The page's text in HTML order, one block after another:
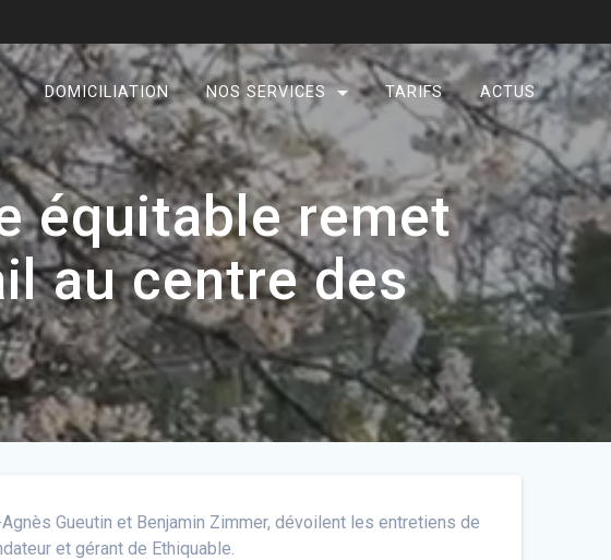
DOMICILIATION NOS SERVICES TARIFS ACTUS
équitable remet
au centre des
Gueutin et Benjamin Zimmer, dévoilent les entretiens de
et gérant de Ethiquable.